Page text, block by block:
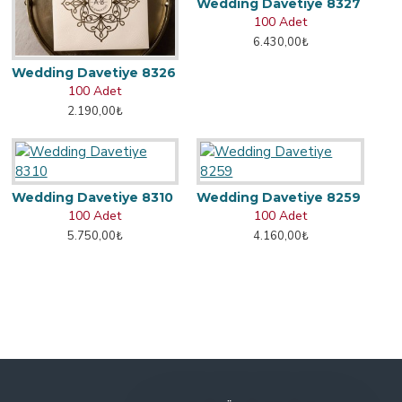
Wedding Davetiye 8326
100 Adet
2.190,00₺
Wedding Davetiye 8327
100 Adet
6.430,00₺
Wedding Davetiye 8310
100 Adet
5.750,00₺
Wedding Davetiye 8259
100 Adet
4.160,00₺